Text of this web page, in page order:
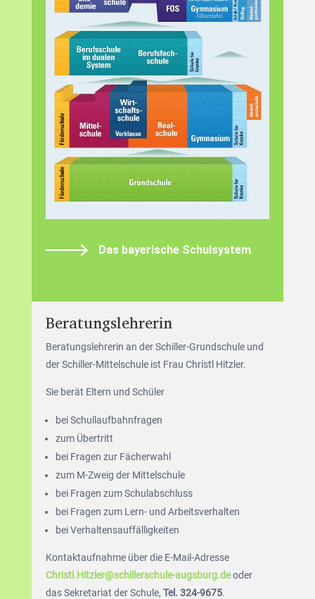
Das bayerische Schulsystem
Beratungslehrerin
Beratungslehrerin an der Schiller-Grundschule und
der Schiller-Mittelschule ist Frau Christl Hitzler.
Sie berät Eltern und Schüler
bei Schullaufbahnfragen
zum Übertritt
bei Fragen zur Fächerwahl
zum M-Zweig der Mittelschule
bei Fragen zum Schulabschluss
bei Fragen zum Lern- und Arbeitsverhalten
bei Verhaltensauffälligkeiten
Kontaktaufnahme über die E-Mail-Adresse
Christl.Hitzler@schillerschule-augsburg.deoder
das Sekretariat der Schule, Tel. 324-9675.